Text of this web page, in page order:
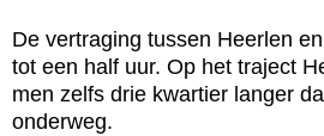
De vertraging tussen Heerlen
tot een half uur. Op het traject
men zelfs drie kwartier langer
onderweg.